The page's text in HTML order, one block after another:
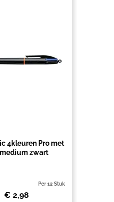
4kleuren Pro met
zwart
Per 12 Stuk
€ 2,98